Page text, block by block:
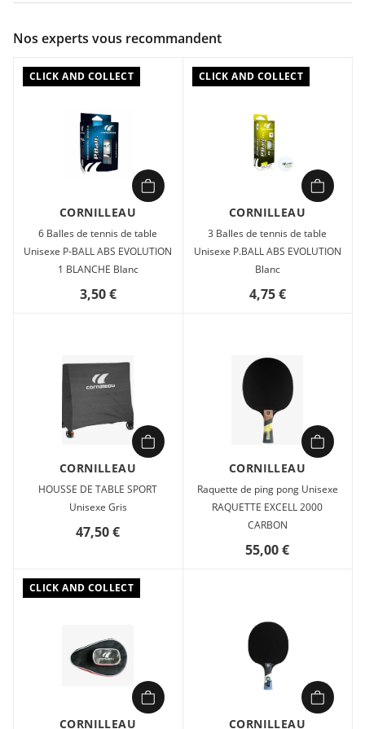
Raquette de tennis de table Unisexe Cornilleau RAQUETTE
Nos experts vous recommandent
CLICK AND COLLECT
CORNILLEAU
6 Balles de tennis de table
Unisexe P-BALL ABS EVOLUTION
1 BLANCHE Blanc
3,50 €
CLICK AND COLLECT
CORNILLEAU
3 Balles de tennis de table
Unisexe P.BALL ABS EVOLUTION
Blanc
4,75 €
CORNILLEAU
HOUSSE DE TABLE SPORT
Unisexe Gris
47,50 €
CORNILLEAU
Raquette de ping pong Unisexe
RAQUETTE EXCELL 2000
CARBON
55,00 €
CLICK AND COLLECT
CORNILLEAU CORNILLEAU